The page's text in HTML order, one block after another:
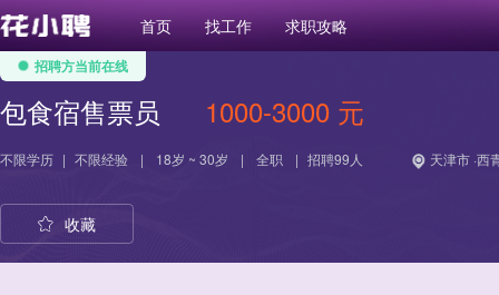
首页 找工作 求职攻略
招聘方当前在线
包食宿售票员 1000-3000 元
不限学历 | 不限经验 | 18岁 ~ 30岁 | 全职 | 招聘99人 天津市 ·西
收藏